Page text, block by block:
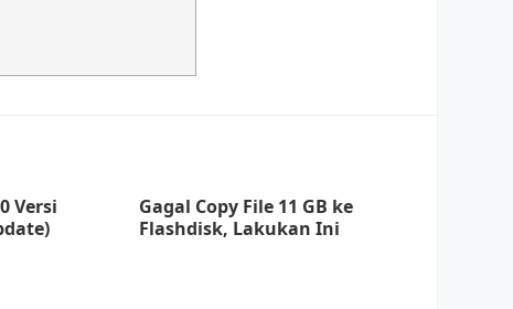
Versi
Gagal Copy File 11 GB ke
Flashdisk, Lakukan Ini